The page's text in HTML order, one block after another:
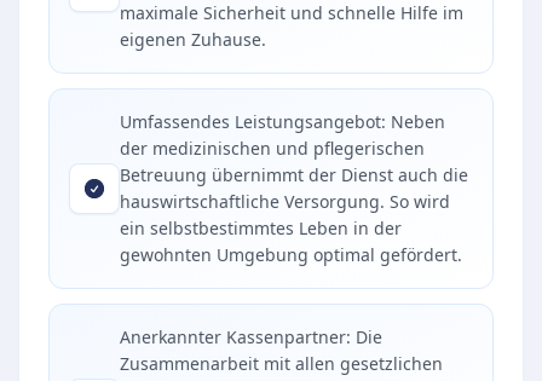
maximale Sicherheit und schnelle Hilfe im
eigenen Zuhause.
Umfassendes Leistungsangebot: Neben
der medizinischen und pflegerischen
Betreuung übernimmt der Dienst auch die
hauswirtschaftliche Versorgung. So wird
ein selbstbestimmtes Leben in der
gewohnten Umgebung optimal gefördert.
Anerkannter Kassenpartner: Die
Zusammenarbeit mit allen gesetzlichen